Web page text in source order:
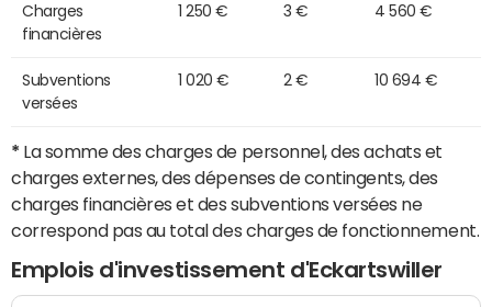
Charges
financières
1 250 € 3 € 4 560 €
Subventions
versées
1 020 € 2 € 10 694 €
* La somme des charges de personnel, des achats et
charges externes, des dépenses de contingents, des
charges financières et des subventions versées ne
correspond pas au total des charges de fonctionnement.
Emplois d'investissement d'Eckartswiller